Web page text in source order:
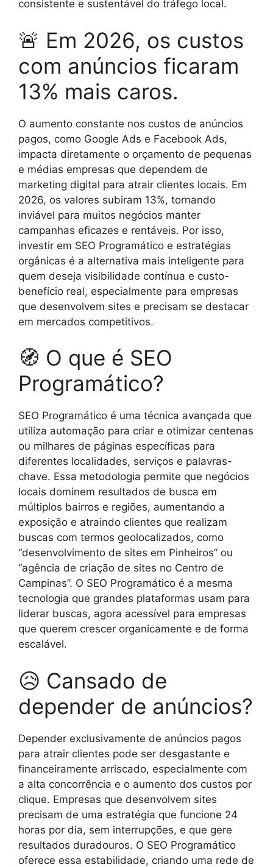
consistente e sustentável do tráfego local.
🚨 Em 2026, os custos
com anúncios ficaram
13% mais caros.
O aumento constante nos custos de anúncios
pagos, como Google Ads e Facebook Ads,
impacta diretamente o orçamento de pequenas
e médias empresas que dependem de
marketing digital para atrair clientes locais. Em
2026, os valores subiram 13%, tornando
inviável para muitos negócios manter
campanhas eficazes e rentáveis. Por isso,
investir em SEO Programático e estratégias
orgânicas é a alternativa mais inteligente para
quem deseja visibilidade contínua e custo-
benefício real, especialmente para empresas
que desenvolvem sites e precisam se destacar
em mercados competitivos.
🧭 O que é SEO
Programático?
SEO Programático é uma técnica avançada que
utiliza automação para criar e otimizar centenas
ou milhares de páginas específicas para
diferentes localidades, serviços e palavras-
chave. Essa metodologia permite que negócios
locais dominem resultados de busca em
múltiplos bairros e regiões, aumentando a
exposição e atraindo clientes que realizam
buscas com termos geolocalizados, como
“desenvolvimento de sites em Pinheiros” ou
“agência de criação de sites no Centro de
Campinas”. O SEO Programático é a mesma
tecnologia que grandes plataformas usam para
liderar buscas, agora acessível para empresas
que querem crescer organicamente e de forma
escalável.
😥 Cansado de
depender de anúncios?
Depender exclusivamente de anúncios pagos
para atrair clientes pode ser desgastante e
financeiramente arriscado, especialmente com
a alta concorrência e o aumento dos custos por
clique. Empresas que desenvolvem sites
precisam de uma estratégia que funcione 24
horas por dia, sem interrupções, e que gere
resultados duradouros. O SEO Programático
oferece essa estabilidade, criando uma rede de